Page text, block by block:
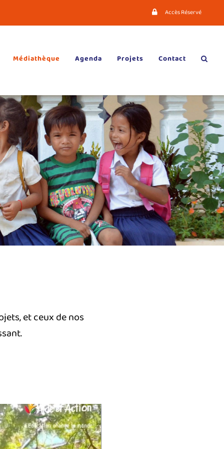
Accès Réservé
Médiathèque Agenda Projets Contact
et ceux de nos